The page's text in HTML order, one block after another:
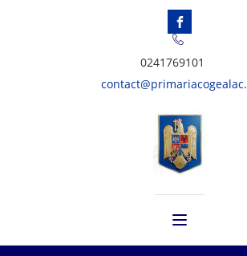
0241769101